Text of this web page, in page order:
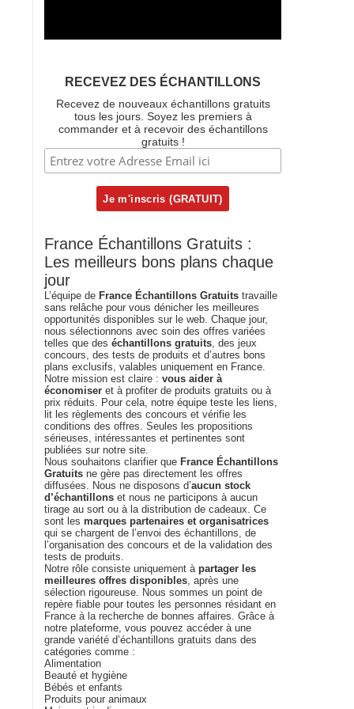
RECEVEZ DES ÉCHANTILLONS
Recevez de nouveaux échantillons gratuits
tous les jours. Soyez les premiers à
commander et à recevoir des échantillons
gratuits !
France Échantillons Gratuits :
Les meilleurs bons plans chaque
jour
L’équipe de France Échantillons Gratuits travaille
sans relâche pour vous dénicher les meilleures
opportunités disponibles sur le web. Chaque jour,
nous sélectionnons avec soin des offres variées
telles que des échantillons gratuits, des jeux
concours, des tests de produits et d’autres bons
plans exclusifs, valables uniquement en France.
Notre mission est claire : vous aider à
économiser et à profiter de produits gratuits ou à
prix réduits. Pour cela, notre équipe teste les liens,
lit les règlements des concours et vérifie les
conditions des offres. Seules les propositions
sérieuses, intéressantes et pertinentes sont
publiées sur notre site.
Nous souhaitons clarifier que France Échantillons
Gratuits ne gère pas directement les offres
diffusées. Nous ne disposons d’aucun stock
d’échantillons et nous ne participons à aucun
tirage au sort ou à la distribution de cadeaux. Ce
sont les marques partenaires et organisatrices
qui se chargent de l’envoi des échantillons, de
l’organisation des concours et de la validation des
tests de produits.
Notre rôle consiste uniquement à partager les
meilleures offres disponibles, après une
sélection rigoureuse. Nous sommes un point de
repère fiable pour toutes les personnes résidant en
France à la recherche de bonnes affaires. Grâce à
notre plateforme, vous pouvez accéder à une
grande variété d’échantillons gratuits dans des
catégories comme :
Alimentation
Beauté et hygiène
Bébés et enfants
Produits pour animaux